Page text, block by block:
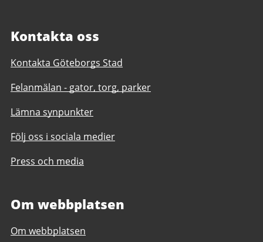
Kontakta oss
Kontakta Göteborgs Stad
Felanmälan - gator, torg, parker
Lämna synpunkter
Följ oss i sociala medier
Press och media
Om webbplatsen
Om webbplatsen